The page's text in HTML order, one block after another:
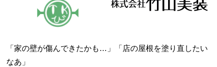
「家の壁が傷んできたかも…」「店の屋根を塗り直したい
なあ」